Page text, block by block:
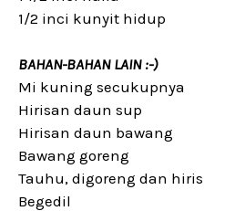
1/2 inci kunyit hidup
BAHAN-BAHAN LAIN :-)
Mi kuning secukupnya
Hirisan daun sup
Hirisan daun bawang
Bawang goreng
Tauhu, digoreng dan hiris
Begedil